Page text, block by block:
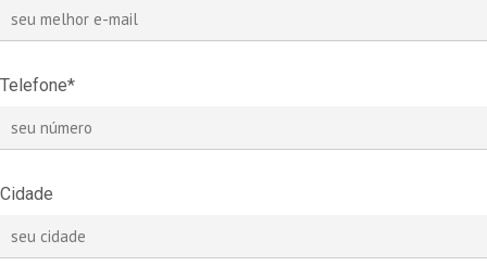
Telefone*
Cidade